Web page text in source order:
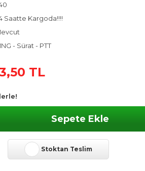
Saatte Kargoda!!!!
- Sürat - PTT
TL
Sepete Ekle
Stoktan Teslim